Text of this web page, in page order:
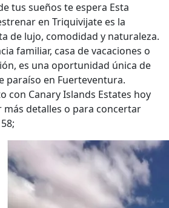
tus sueños te espera Esta
en Triquivijate es la
de lujo, comodidad y naturaleza.
familiar, casa de vacaciones o
es una oportunidad única de
paraíso en Fuerteventura.
con Canary Islands Estates hoy
detalles o para concertar